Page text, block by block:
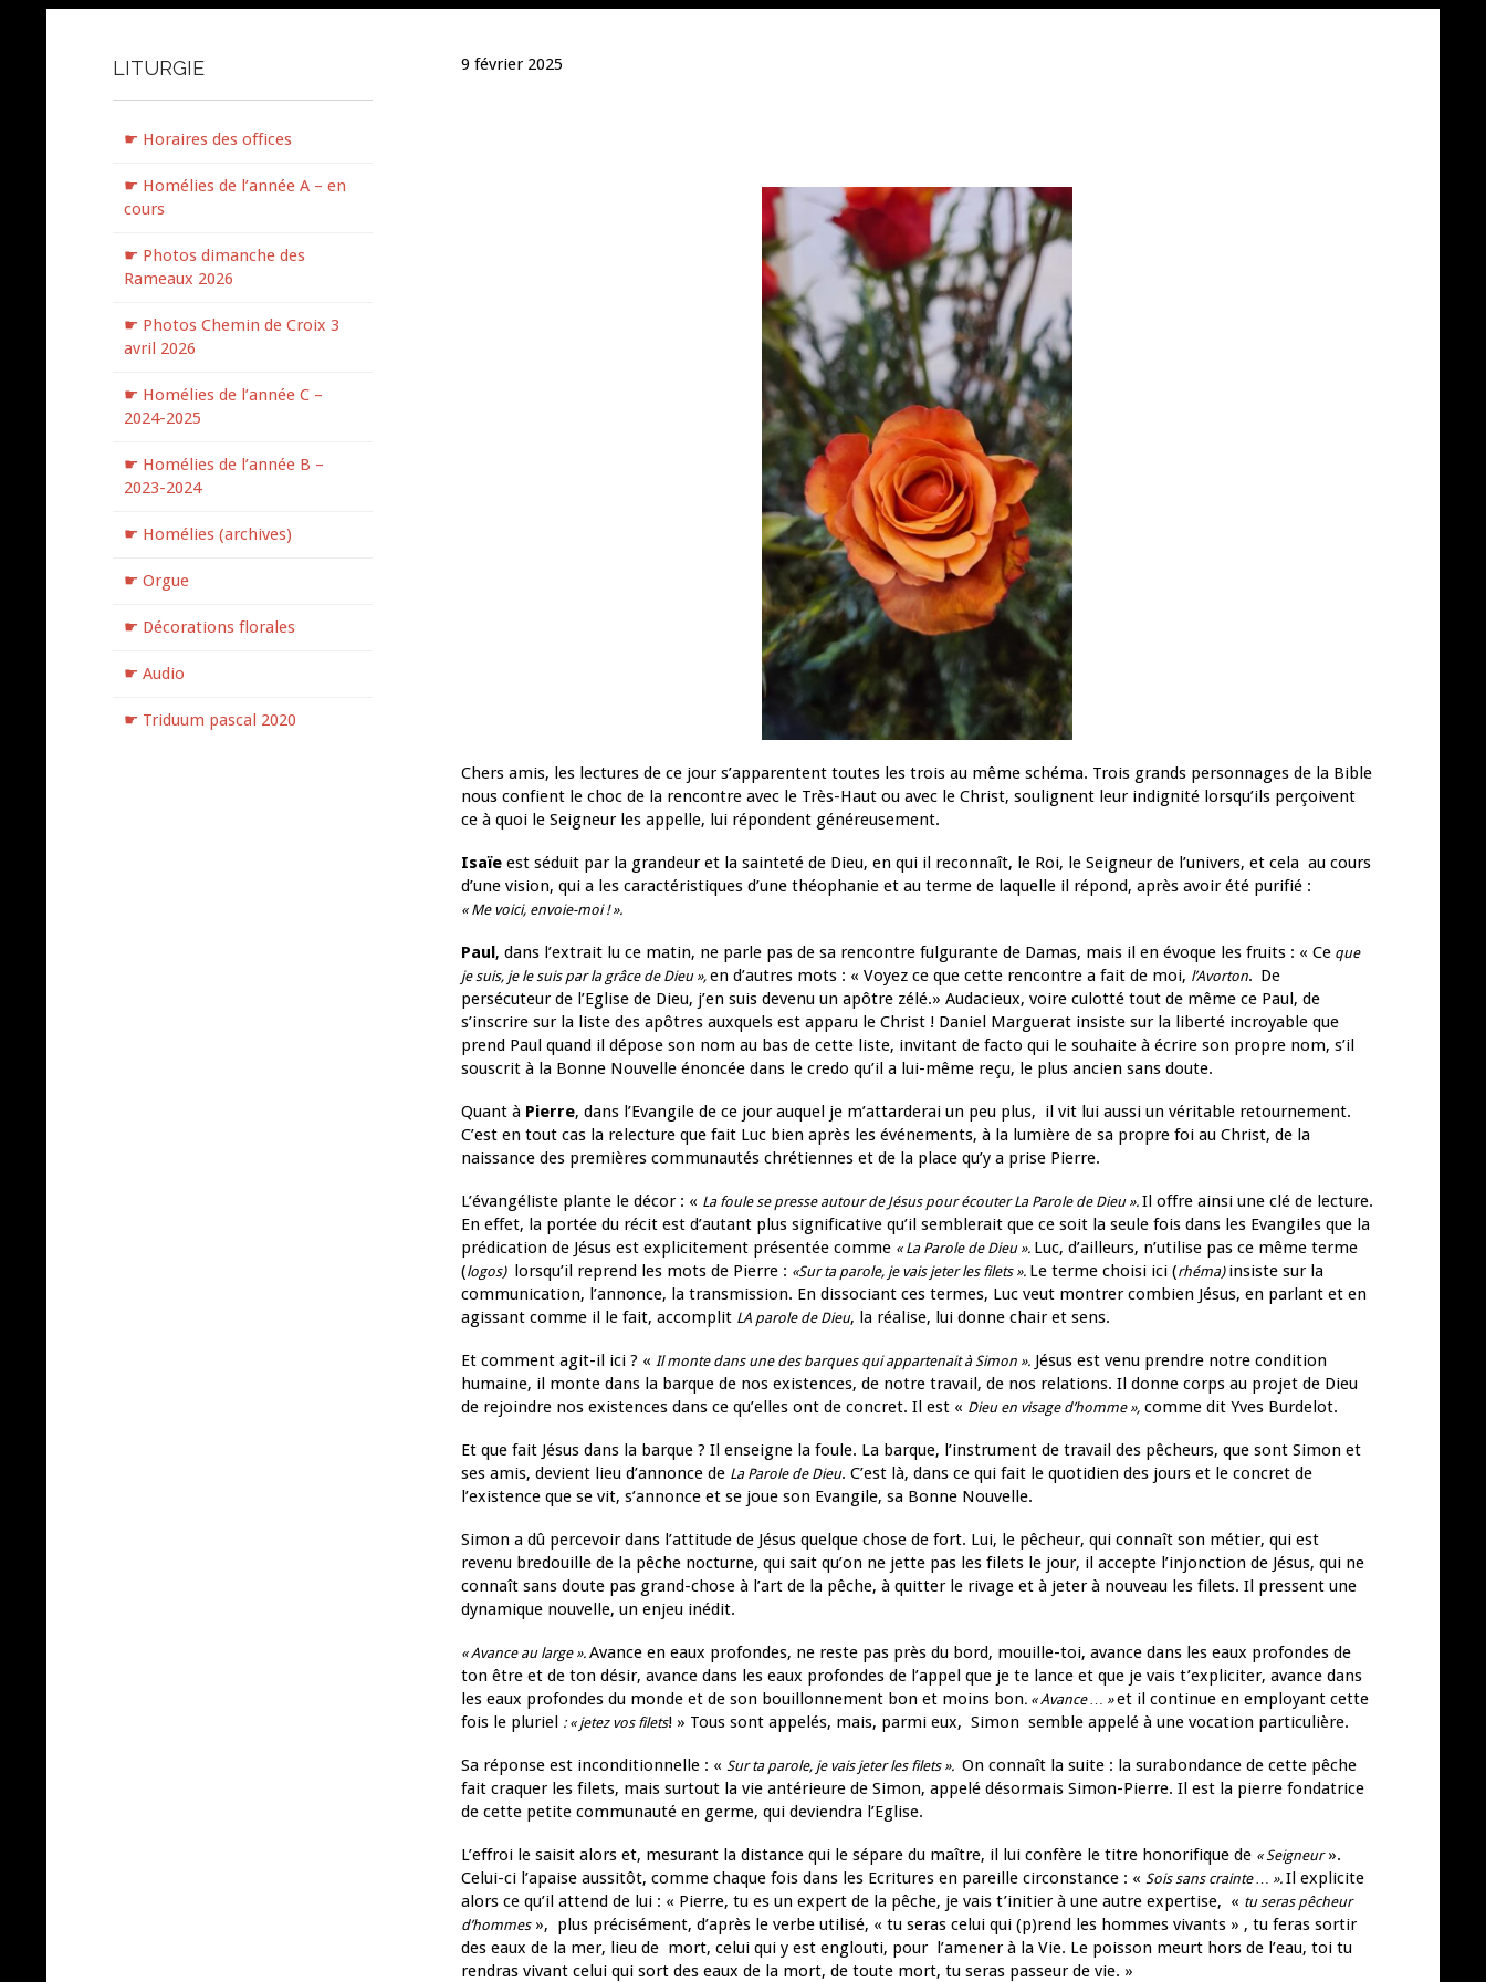
LITURGIE
☛ Horaires des offices
☛ Homélies de l’année A – en
cours
☛ Photos dimanche des
Rameaux 2026
☛ Photos Chemin de Croix 3
avril 2026
☛ Homélies de l’année C –
2024-2025
☛ Homélies de l’année B –
2023-2024
☛ Homélies (archives)
☛ Orgue
☛ Décorations florales
☛ Audio
☛ Triduum pascal 2020
9 février 2025
Chers amis, les lectures de ce jour s’apparentent toutes les trois au même schéma. Trois grands personnages de la Bible
nous confient le choc de la rencontre avec le Très-Haut ou avec le Christ, soulignent leur indignité lorsqu’ils perçoivent
ce à quoi le Seigneur les appelle, lui répondent généreusement.
Isaïe est séduit par la grandeur et la sainteté de Dieu, en qui il reconnaît, le Roi, le Seigneur de l’univers, et cela au cours
d’une vision, qui a les caractéristiques d’une théophanie et au terme de laquelle il répond, après avoir été purifié :
« Me voici, envoie-moi ! ».
Paul, dans l’extrait lu ce matin, ne parle pas de sa rencontre fulgurante de Damas, mais il en évoque les fruits : « Ce que
je suis, je le suis par la grâce de Dieu », en d’autres mots : « Voyez ce que cette rencontre a fait de moi, l’Avorton. De
persécuteur de l’Eglise de Dieu, j’en suis devenu un apôtre zélé.» Audacieux, voire culotté tout de même ce Paul, de
s’inscrire sur la liste des apôtres auxquels est apparu le Christ ! Daniel Marguerat insiste sur la liberté incroyable que
prend Paul quand il dépose son nom au bas de cette liste, invitant de facto qui le souhaite à écrire son propre nom, s’il
souscrit à la Bonne Nouvelle énoncée dans le credo qu’il a lui-même reçu, le plus ancien sans doute.
Quant à Pierre, dans l’Evangile de ce jour auquel je m’attarderai un peu plus, il vit lui aussi un véritable retournement.
C’est en tout cas la relecture que fait Luc bien après les événements, à la lumière de sa propre foi au Christ, de la
naissance des premières communautés chrétiennes et de la place qu’y a prise Pierre.
L’évangéliste plante le décor : « La foule se presse autour de Jésus pour écouter La Parole de Dieu ». Il offre ainsi une clé de lecture.
En effet, la portée du récit est d’autant plus significative qu’il semblerait que ce soit la seule fois dans les Evangiles que la
prédication de Jésus est explicitement présentée comme « La Parole de Dieu ». Luc, d’ailleurs, n’utilise pas ce même terme
(logos) lorsqu’il reprend les mots de Pierre : «Sur ta parole, je vais jeter les filets ». Le terme choisi ici (rhéma) insiste sur la
communication, l’annonce, la transmission. En dissociant ces termes, Luc veut montrer combien Jésus, en parlant et en
agissant comme il le fait, accomplit LA parole de Dieu, la réalise, lui donne chair et sens.
Et comment agit-il ici ? « Il monte dans une des barques qui appartenait à Simon ». Jésus est venu prendre notre condition
humaine, il monte dans la barque de nos existences, de notre travail, de nos relations. Il donne corps au projet de Dieu
de rejoindre nos existences dans ce qu’elles ont de concret. Il est « Dieu en visage d’homme », comme dit Yves Burdelot.
Et que fait Jésus dans la barque ? Il enseigne la foule. La barque, l’instrument de travail des pêcheurs, que sont Simon et
ses amis, devient lieu d’annonce de La Parole de Dieu. C’est là, dans ce qui fait le quotidien des jours et le concret de
l’existence que se vit, s’annonce et se joue son Evangile, sa Bonne Nouvelle.
Simon a dû percevoir dans l’attitude de Jésus quelque chose de fort. Lui, le pêcheur, qui connaît son métier, qui est
revenu bredouille de la pêche nocturne, qui sait qu’on ne jette pas les filets le jour, il accepte l’injonction de Jésus, qui ne
connaît sans doute pas grand-chose à l’art de la pêche, à quitter le rivage et à jeter à nouveau les filets. Il pressent une
dynamique nouvelle, un enjeu inédit.
« Avance au large ». Avance en eaux profondes, ne reste pas près du bord, mouille-toi, avance dans les eaux profondes de
ton être et de ton désir, avance dans les eaux profondes de l’appel que je te lance et que je vais t’expliciter, avance dans
les eaux profondes du monde et de son bouillonnement bon et moins bon. « Avance … »et il continue en employant cette
fois le pluriel : « jetez vos filets! » Tous sont appelés, mais, parmi eux, Simon semble appelé à une vocation particulière.
Sa réponse est inconditionnelle : « Sur ta parole, je vais jeter les filets ». On connaît la suite : la surabondance de cette pêche
fait craquer les filets, mais surtout la vie antérieure de Simon, appelé désormais Simon-Pierre. Il est la pierre fondatrice
de cette petite communauté en germe, qui deviendra l’Eglise.
L’effroi le saisit alors et, mesurant la distance qui le sépare du maître, il lui confère le titre honorifique de « Seigneur».
Celui-ci l’apaise aussitôt, comme chaque fois dans les Ecritures en pareille circonstance : « Sois sans crainte … ». Il explicite
alors ce qu’il attend de lui : « Pierre, tu es un expert de la pêche, je vais t’initier à une autre expertise, « tu seras pêcheur
d’hommes», plus précisément, d’après le verbe utilisé, « tu seras celui qui (p)rend les hommes vivants » , tu feras sortir
des eaux de la mer, lieu de mort, celui qui y est englouti, pour l’amener à la Vie. Le poisson meurt hors de l’eau, toi tu
rendras vivant celui qui sort des eaux de la mort, de toute mort, tu seras passeur de vie. »